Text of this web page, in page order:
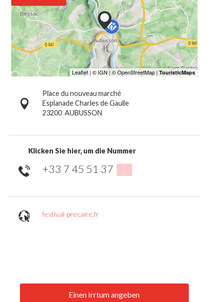
Place du nouveau marché
Esplanade Charles de Gaulle
23200 AUBUSSON
Klicken Sie hier, um die Nummer
+33 7 45 51 37 ▒▒
festival-precaire.fr
Einen Irrtum angeben